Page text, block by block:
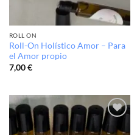
ROLL ON
Roll-On Holístico Amor – Para
el Amor propio
7,00€
Añadir